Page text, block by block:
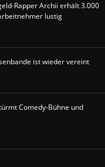
Rapper Archii erhält 3.000
lustig
ist wieder vereint
Comedy-Bühne und